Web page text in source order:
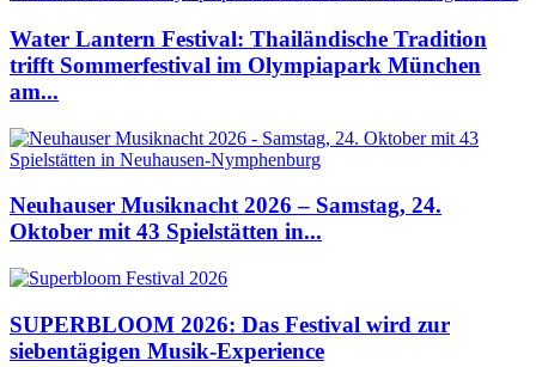
Water Lantern Festival: Thailändische Tradition
trifft Sommerfestival im Olympiapark München
am...
Neuhauser Musiknacht 2026 – Samstag, 24.
Oktober mit 43 Spielstätten in...
SUPERBLOOM 2026: Das Festival wird zur
siebentägigen Musik-Experience